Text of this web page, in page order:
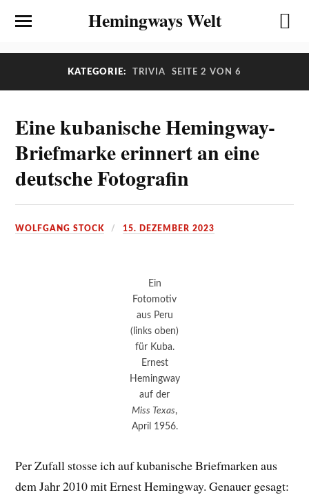
Hemingways Welt
KATEGORIE: TRIVIA SEITE 2 VON 6
Eine kubanische Hemingway-
Briefmarke erinnert an eine
deutsche Fotografin
WOLFGANG STOCK 15. DEZEMBER 2023
Ein
Fotomotiv
aus Peru
(links oben)
für Kuba.
Ernest
Hemingway
auf der
Miss Texas,
April 1956.
Per Zufall stosse ich auf kubanische Briefmarken aus
dem Jahr 2010 mit Ernest Hemingway. Genauer gesagt: